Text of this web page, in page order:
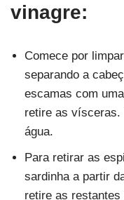
vinagre:
Comece por
separando a
escamas com
retire as vísceras.
água.
Para retirar as
sardinha a partir
retire as